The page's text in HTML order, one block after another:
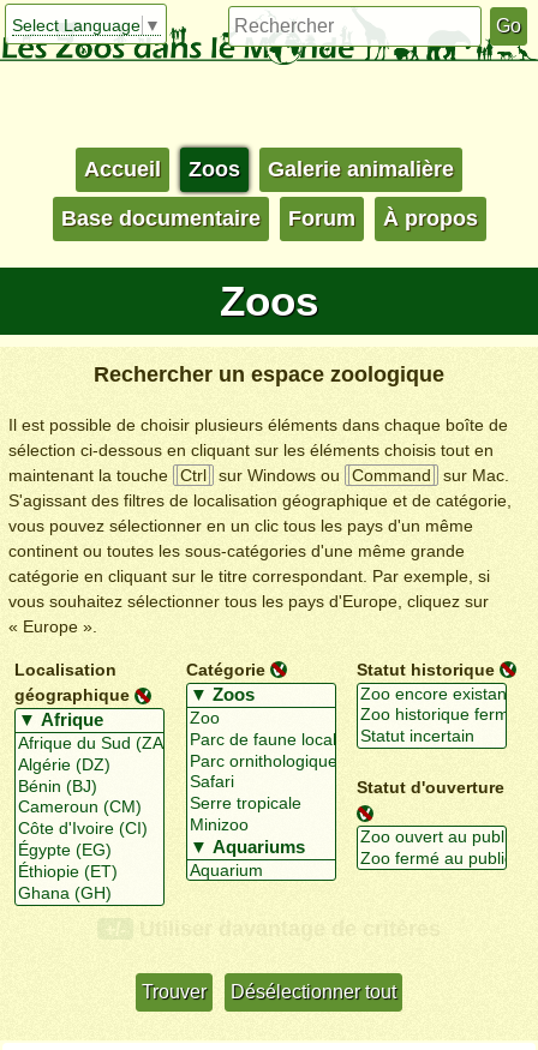
Select Language ▼
Accueil Zoos Galerie animalière
Base documentaire Forum À propos
Zoos
Rechercher un espace zoologique
Il est possible de choisir plusieurs éléments dans chaque boîte de
sélection ci-dessous en cliquant sur les éléments choisis tout en
maintenant la touche
Ctrl sur Windows ou Command
sur Mac.
S'agissant des filtres de localisation géographique et de catégorie,
vous pouvez sélectionner en un clic tous les pays d'un même
continent ou toutes les sous-catégories d'une même grande
catégorie en cliquant sur le titre correspondant. Par exemple, si
vous souhaitez sélectionner tous les pays d'Europe, cliquez sur
« Europe ».
Localisation
géographique
Catégorie Statut historique
Statut d'ouverture
+/- Utiliser davantage de critères